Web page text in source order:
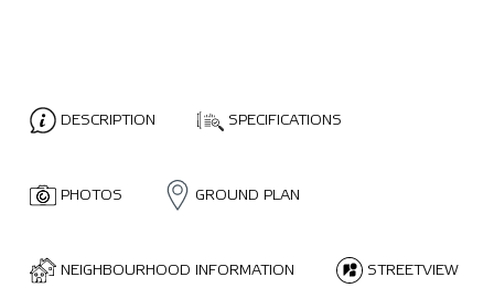
DESCRIPTION SPECIFICATIONS
PHOTOS GROUND PLAN
NEIGHBOURHOOD INFORMATION STREETVIEW